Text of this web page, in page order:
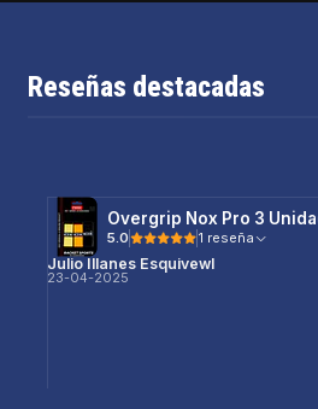
Reseñas destacadas
Overgrip Nox Pro 3
5.0 1 reseña
Julio Illanes Esquivewl
23-04-2025